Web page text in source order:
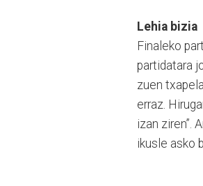
Lehia bizia
Finaleko
partidatara
zuen
erraz.
izan ziren”.
ikusle asko